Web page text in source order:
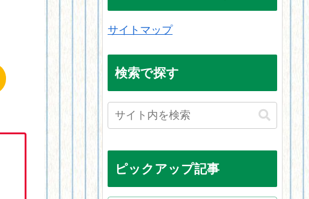
サイトマップ
検索で探す
ピックアップ記事